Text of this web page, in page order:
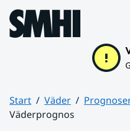
Hoppa till sidans innehåll
Start Väder
Väderprognos